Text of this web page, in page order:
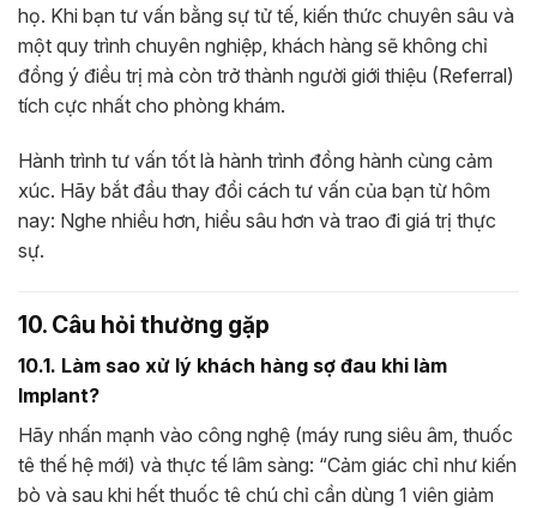
họ. Khi bạn tư vấn bằng sự tử tế, kiến thức chuyên sâu và
một quy trình chuyên nghiệp, khách hàng sẽ không chỉ
đồng ý điều trị mà còn trở thành người giới thiệu (Referral)
tích cực nhất cho phòng khám.
Hành trình tư vấn tốt là hành trình đồng hành cùng cảm
xúc. Hãy bắt đầu thay đổi cách tư vấn của bạn từ hôm
nay: Nghe nhiều hơn, hiểu sâu hơn và trao đi giá trị thực
sự.
10. Câu hỏi thường gặp
10.1. Làm sao xử lý khách hàng sợ đau khi làm
Implant?
Hãy nhấn mạnh vào công nghệ (máy rung siêu âm, thuốc
tê thế hệ mới) và thực tế lâm sàng: “Cảm giác chỉ như kiến
bò và sau khi hết thuốc tê chú chỉ cần dùng 1 viên giảm